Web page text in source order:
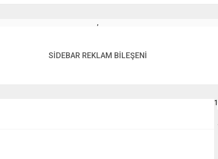
,
SİDEBAR REKLAM BİLEŞENİ
1